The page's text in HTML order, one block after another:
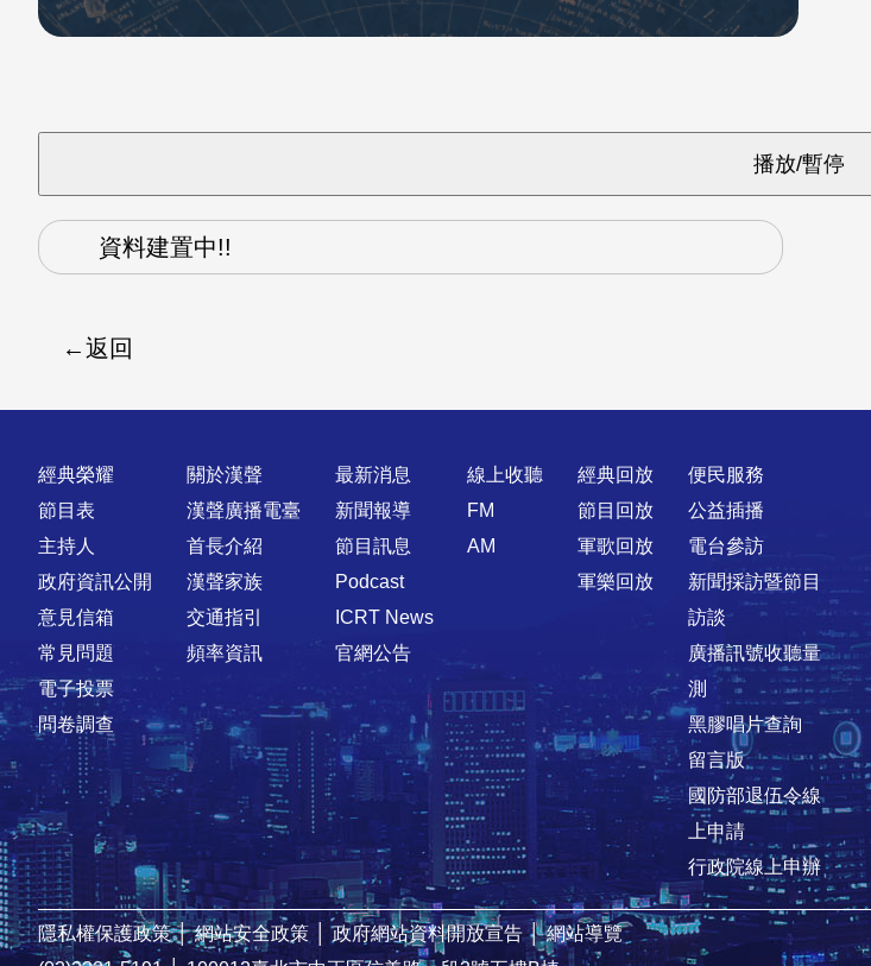
資料建置中!!
返回
快速連結
經典榮耀
節目表
主持人
政府資訊公開
意見信箱
常見問題
電子投票
問卷調查
關於漢聲
漢聲廣播電臺
首長介紹
漢聲家族
交通指引
頻率資訊
最新消息
新聞報導
節目訊息
Podcast
ICRT News
官網公告
線上收聽
FM
AM
經典回放
節目回放
軍歌回放
軍樂回放
便民服務
公益插播
電台參訪
新聞採訪暨節目
訪談
廣播訊號收聽量
測
黑膠唱片查詢
留言版
國防部退伍令線
上申請
行政院線上申辦
隱私權保護政策 │ 網站安全政策 │ 政府網站資料開放宣告 │ 網站導覽